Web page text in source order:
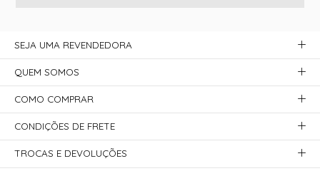
SEJA UMA REVENDEDORA
QUEM SOMOS
COMO COMPRAR
CONDIÇÕES DE FRETE
TROCAS E DEVOLUÇÕES